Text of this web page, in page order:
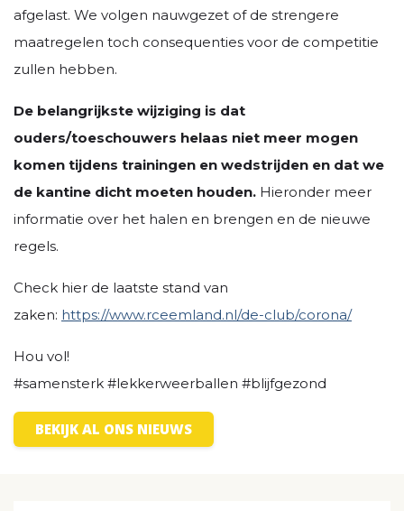
afgelast. We volgen nauwgezet of de strengere
maatregelen toch consequenties voor de competitie
zullen hebben.
De belangrijkste wijziging is dat
ouders/toeschouwers helaas niet meer mogen
komen tijdens trainingen en wedstrijden en dat we
de kantine dicht moeten houden. Hieronder meer
informatie over het halen en brengen en de nieuwe
regels.
Check hier de laatste stand van
zaken: https://www.rceemland.nl/de-club/corona/
Hou vol!
#samensterk #lekkerweerballen #blijfgezond
BEKIJK AL ONS NIEUWS